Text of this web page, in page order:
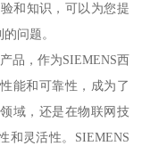
和知识，可以为您提
问题。
，作为SIEMENS西
能和可靠性，成为了
域，还是在物联网技
和灵活性。SIEMENS